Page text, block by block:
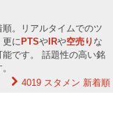
。リアルタイムでのツ
更に PTSや IRや空売り な
です。 話題性の高い銘
4019 スタメン 新着順